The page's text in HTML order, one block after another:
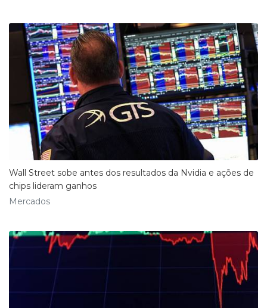
Wall Street sobe antes dos resultados da Nvidia e ações de
chips lideram ganhos
Mercados